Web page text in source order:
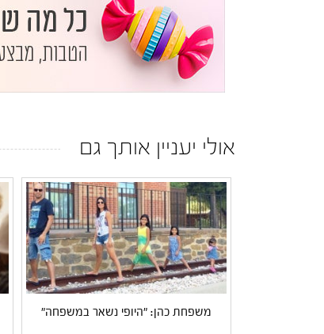
אולי יעניין אותך גם
משפחת כהן: "היופי נשאר במשפחה"